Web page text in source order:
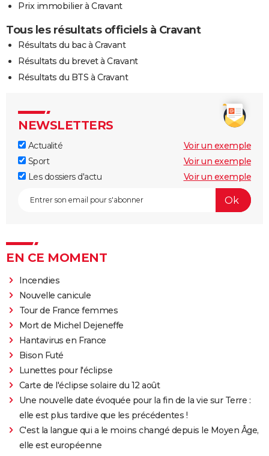
Prix immobilier à Cravant
Tous les résultats officiels à Cravant
Résultats du bac à Cravant
Résultats du brevet à Cravant
Résultats du BTS à Cravant
NEWSLETTERS
Actualité
Voir un exemple
Sport
Voir un exemple
Les dossiers d'actu
Voir un exemple
EN CE MOMENT
Incendies
Nouvelle canicule
Tour de France femmes
Mort de Michel Dejeneffe
Hantavirus en France
Bison Futé
Lunettes pour l'éclipse
Carte de l'éclipse solaire du 12 août
Une nouvelle date évoquée pour la fin de la vie sur Terre :
elle est plus tardive que les précédentes !
C'est la langue qui a le moins changé depuis le Moyen Âge,
elle est européenne